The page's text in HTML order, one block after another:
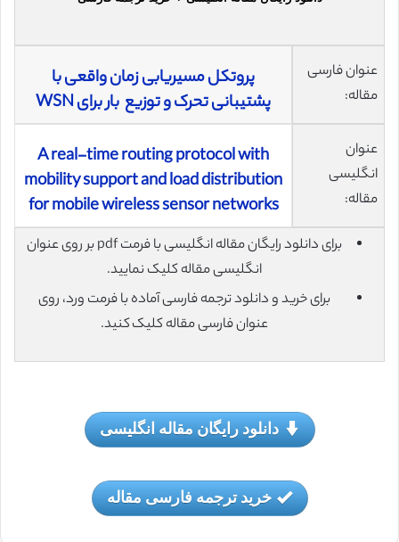
عنوان فارسی
مقاله:
پروتکل مسیریابی زمان واقعی با
پشتیبانی تحرک و توزیع بار برای WSN
عنوان
انگلیسی
مقاله:
A real-time routing protocol with
mobility support and load distribution
for mobile wireless sensor networks
برای دانلود رایگان مقاله انگلیسی با فرمت pdf بر روی عنوان
انگلیسی مقاله کلیک نمایید.
برای خرید و دانلود ترجمه فارسی آماده با فرمت ورد، روی
عنوان فارسی مقاله کلیک کنید.
دانلود رایگان مقاله انگلیسی
خرید ترجمه فارسی مقاله